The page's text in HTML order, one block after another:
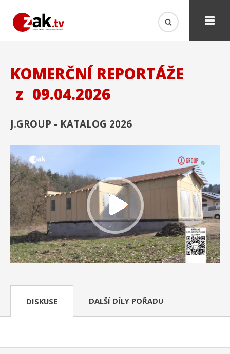
KOMERČNÍ REPORTÁŽE
z 09.04.2026
J.GROUP - KATALOG 2026
DISKUSE DALŠÍ DÍLY POŘADU